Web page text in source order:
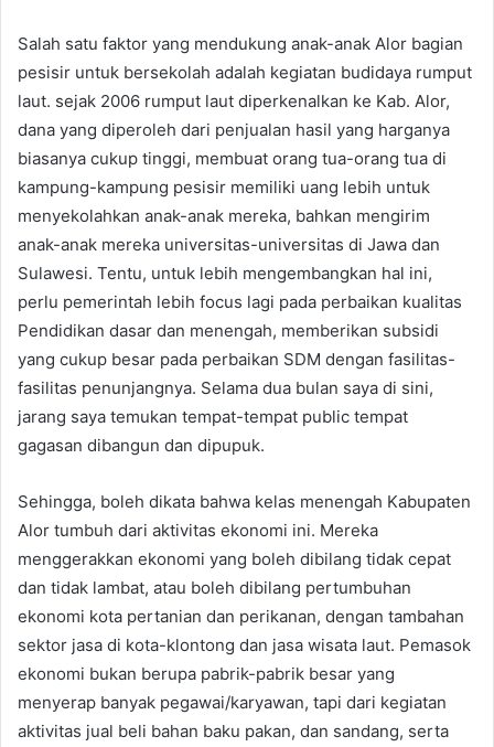
Salah satu faktor yang mendukung anak-anak Alor bagian
pesisir untuk bersekolah adalah kegiatan budidaya rumput
laut. sejak 2006 rumput laut diperkenalkan ke Kab. Alor,
dana yang diperoleh dari penjualan hasil yang harganya
biasanya cukup tinggi, membuat orang tua-orang tua di
kampung-kampung pesisir memiliki uang lebih untuk
menyekolahkan anak-anak mereka, bahkan mengirim
anak-anak mereka universitas-universitas di Jawa dan
Sulawesi. Tentu, untuk lebih mengembangkan hal ini,
perlu pemerintah lebih focus lagi pada perbaikan kualitas
Pendidikan dasar dan menengah, memberikan subsidi
yang cukup besar pada perbaikan SDM dengan fasilitas-
fasilitas penunjangnya. Selama dua bulan saya di sini,
jarang saya temukan tempat-tempat public tempat
gagasan dibangun dan dipupuk.
Sehingga, boleh dikata bahwa kelas menengah Kabupaten
Alor tumbuh dari aktivitas ekonomi ini. Mereka
menggerakkan ekonomi yang boleh dibilang tidak cepat
dan tidak lambat, atau boleh dibilang pertumbuhan
ekonomi kota pertanian dan perikanan, dengan tambahan
sektor jasa di kota-klontong dan jasa wisata laut. Pemasok
ekonomi bukan berupa pabrik-pabrik besar yang
menyerap banyak pegawai/karyawan, tapi dari kegiatan
aktivitas jual beli bahan baku pakan, dan sandang, serta